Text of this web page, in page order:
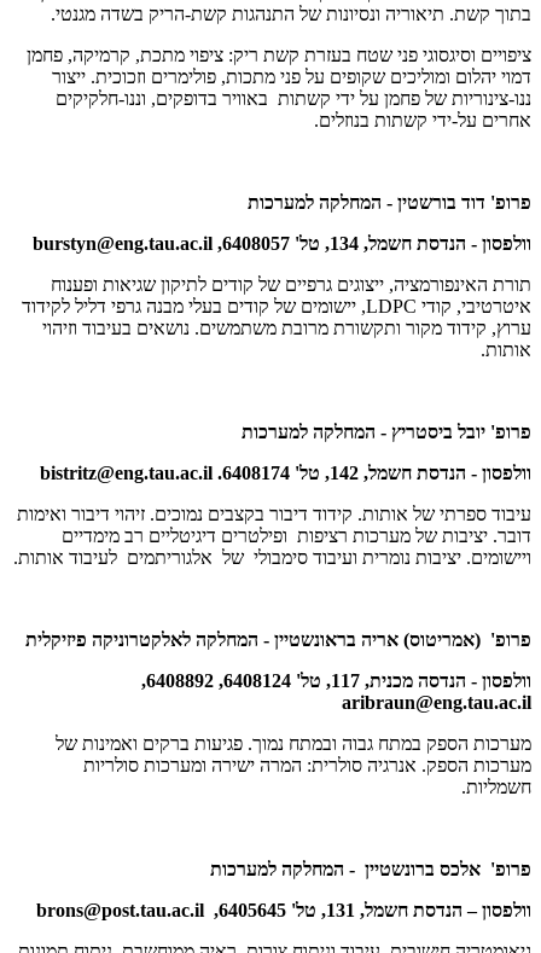
בתוך קשת. תיאוריה ונסיונות של התנהגות קשת-הריק בשדה מגנטי.
ציפויים וסיגסוגי פני שטח בעזרת קשת ריק: ציפוי מתכת, קרמיקה, פחמן
דמוי יהלום ומוליכים שקופים על פני מתכות, פולימרים וזכוכית. ייצור
ננו-צינוריות של פחמן על ידי קשתות באוויר בדופקים, וננו-חלקיקים
אחרים על-ידי קשתות בנוזלים.
פרופ' דוד בורשטין - המחלקה למערכות
וולפסון - הנדסת חשמל, 134, טל' 6408057,
burstyn@eng.tau.ac.il
תורת האינפורמציה, ייצוגים גרפיים של קודים לתיקון שגיאות ופענוח
איטרטיבי, קודי LDPC, יישומים של קודים בעלי מבנה גרפי דליל לקידוד
ערוץ, קידוד מקור ותקשורת מרובת משתמשים. נושאים בעיבוד וזיהוי
אותות.
פרופ' יובל ביסטריץ - המחלקה למערכות
וולפסון - הנדסת חשמל, 142, טל' 6408174.
bistritz@eng.tau.ac.il
עיבוד ספרתי של אותות. קידוד דיבור בקצבים נמוכים. זיהוי דיבור ואימות
דובר. יציבות של מערכות רציפות ופילטרים דיגיטליים רב מימדיים
ויישומים. יציבות נומרית ועיבוד סימבולי של אלגוריתמים לעיבוד אותות.
פרופ' (אמריטוס) אריה בראונשטיין - המחלקה לאלקטרוניקה פיזיקלית
וולפסון - הנדסה מכנית, 117, טל' 6408124, 6408892,
aribraun@eng.tau.ac.il
מערכות הספק במתח גבוה ובמתח נמוך. פגיעות ברקים ואמינות של
מערכות הספק. אנרגיה סולרית: המרה ישירה ומערכות סולריות
חשמליות.
פרופ' אלכס ברונשטיין - המחלקה למערכות
וולפסון – הנדסת חשמל, 131, טל' 6405645,
brons@post.tau.ac.il